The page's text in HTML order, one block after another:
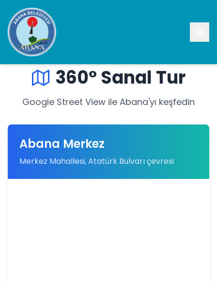
Ana Sayfa
360° Sanal Tur
Google Street View ile Abana'yı keşfedin
Abana Merkez
Merkez Mahallesi, Atatürk Bulvarı çevresi